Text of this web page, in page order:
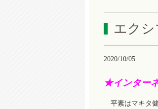
エク
2020/10/05
★インター
平素はマキタ健